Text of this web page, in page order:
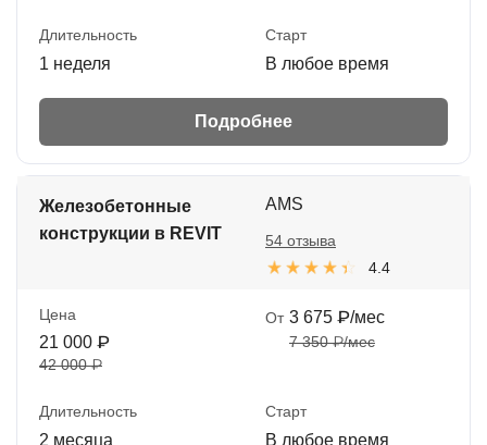
Длительность
1 неделя
Старт
В любое время
Подробнее
Железобетонные
конструкции в REVIT
AMS
4.4
54 отзыва
Цена
21 000 ₽
42 000 ₽
От 3 675 ₽/мес
7 350 ₽/мес
Длительность
2 месяца
Старт
В любое время